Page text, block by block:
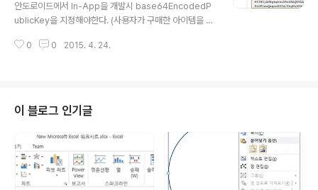
안도로이드에서 In-App을 개발시 base64EncodedP
ublicKey을 지정해야한다. (사용자가 구매한 아이템을 검
하다.) 1. 개발한 앱을 Google Play 개발자 콘솔에 등록
0 0 2015. 4. 24.
이 블로그 인기글